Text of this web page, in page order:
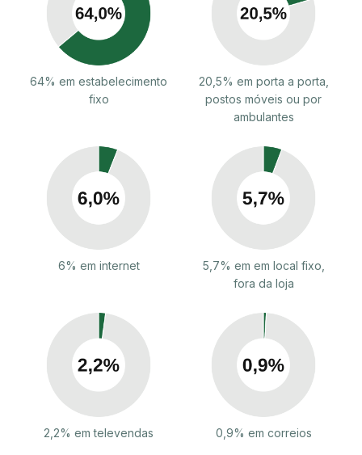
64% em estabelecimento
fixo
20,5% em porta a porta,
postos móveis ou por
ambulantes
6% em internet
5,7% em em local fixo,
fora da loja
2,2% em televendas 0,9% em correios